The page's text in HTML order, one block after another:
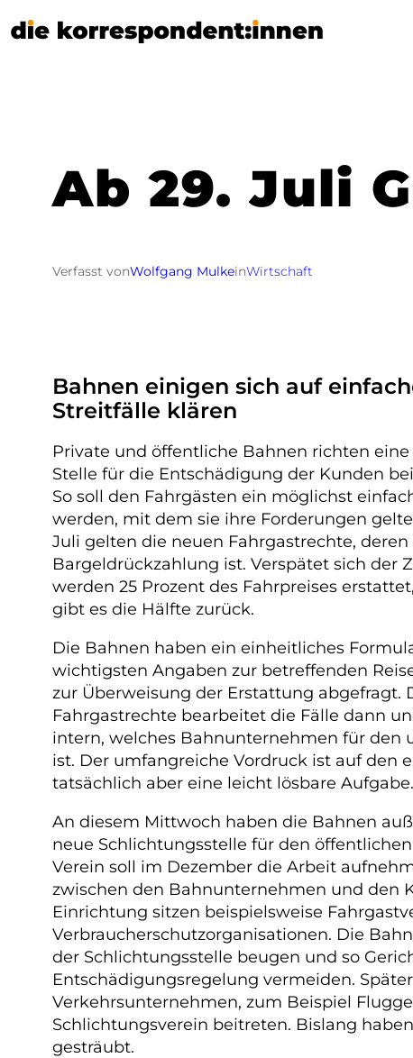
Ab 29. Juli
Verfasst vonWolfgang MulkeinWirtschaft
Bahnen einigen sich auf
Streitfälle klären
Private und öffentliche Bahnen richten eine
Stelle für die Entschädigung der Kunden
So soll den Fahrgästen ein möglichst
werden, mit dem sie ihre Forderungen
Juli gelten die neuen Fahrgastrechte,
Bargeldrückzahlung ist. Verspätet sich der
werden 25 Prozent des Fahrpreises
gibt es die Hälfte zurück.
Die Bahnen haben ein einheitliches
wichtigsten Angaben zur betreffenden
zur Überweisung der Erstattung abgefragt.
Fahrgastrechte bearbeitet die Fälle dann
intern, welches Bahnunternehmen für
ist. Der umfangreiche Vordruck ist auf den
tatsächlich aber eine leicht lösbare Aufgabe.
An diesem Mittwoch haben die Bahnen
neue Schlichtungsstelle für den
Verein soll im Dezember die Arbeit
zwischen den Bahnunternehmen und den
Einrichtung sitzen beispielsweise
Verbraucherschutzorganisationen. Die
der Schlichtungsstelle beugen und so
Entschädigungsregelung vermeiden.
Verkehrsunternehmen, zum Beispiel
Schlichtungsverein beitreten. Bislang
gesträubt.